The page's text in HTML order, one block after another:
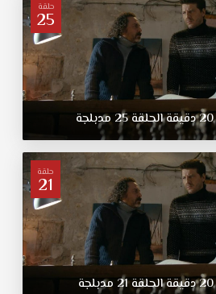
حلقة
25
20دقيقةالحلقة25 مدبلجة
حلقة
21
20دقيقةالحلقة21 مدبلجة